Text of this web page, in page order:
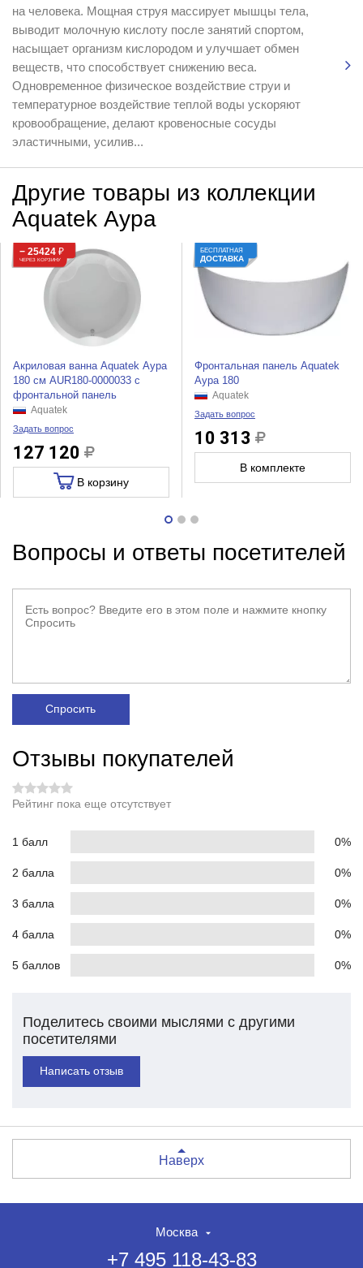
на человека. Мощная струя массирует мышцы тела,
выводит молочную кислоту после занятий спортом,
насыщает организм кислородом и улучшает обмен
веществ, что способствует снижению веса.
Одновременное физическое воздействие струи и
температурное воздействие теплой воды ускоряют
кровообращение, делают кровеносные сосуды
эластичными, усилив...
Другие товары из коллекции
Aquatek Аура
− 25424 ₽
ЧЕРЕЗ КОРЗИНУ
Акриловая ванна Aquatek Аура
180 см AUR180-0000033 с
фронтальной панель
Aquatek
Задать вопрос
127 120
В корзину
БЕСПЛАТНАЯ
ДОСТАВКА
Фронтальная панель Aquatek
Аура 180
Aquatek
Задать вопрос
10 313
В комплекте
Вопросы и ответы посетителей
Спросить
Отзывы покупателей
Рейтинг пока еще отсутствует
1 балл 0%
2 балла 0%
3 балла 0%
4 балла 0%
5 баллов 0%
Поделитесь своими мыслями с другими
посетителями
Написать отзыв
Наверх
Москва
+7 495 118-43-83